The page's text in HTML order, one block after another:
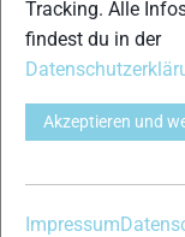
Tracking. Alle
findest du in der
Akzeptieren und
Impressum